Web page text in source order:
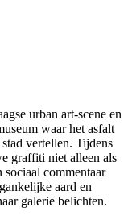
urban art-scene en
waar het asfalt
vertellen. Tijdens
graffiti niet alleen als
sociaal commentaar
aard en
galerie belichten.